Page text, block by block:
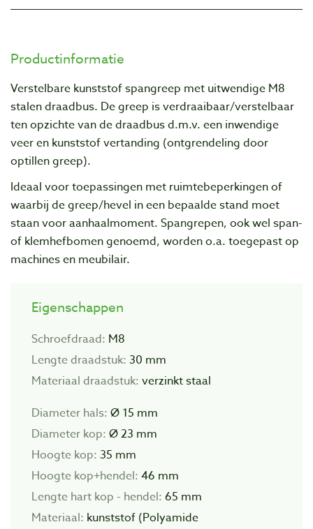
Productinformatie
Verstelbare kunststof spangreep met uitwendige M8
stalen draadbus. De greep is verdraaibaar/verstelbaar
ten opzichte van de draadbus d.m.v. een inwendige
veer en kunststof vertanding (ontgrendeling door
optillen greep).
Ideaal voor toepassingen met ruimtebeperkingen of
waarbij de greep/hevel in een bepaalde stand moet
staan voor aanhaalmoment. Spangrepen, ook wel span-
of klemhefbomen genoemd, worden o.a. toegepast op
machines en meubilair.
Eigenschappen
Schroefdraad: M8
Lengte draadstuk: 30 mm
Materiaal draadstuk: verzinkt staal
Diameter hals: Ø 15 mm
Diameter kop: Ø 23 mm
Hoogte kop: 35 mm
Hoogte kop+hendel: 46 mm
Lengte hart kop - hendel: 65 mm
Materiaal: kunststof (Polyamide